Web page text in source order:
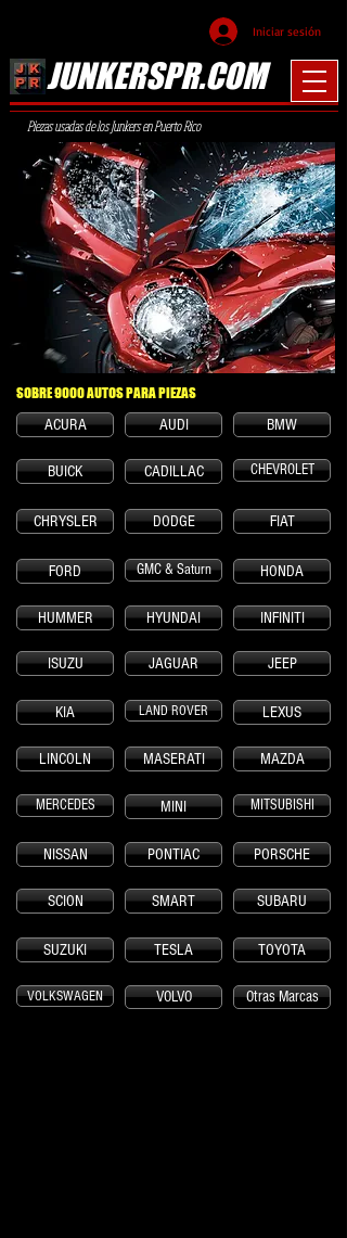
Iniciar sesión
JUNKERSPR.COM
Piezas usadas de los Junkers en Puerto Rico
SOBRE 9000AUTOS PARA PIEZAS
ACURA AUDI BMW
BUICK CADILLAC CHEVROLET
CHRYSLER DODGE FIAT
FORD GMC & Saturn HONDA
HUMMER HYUNDAI INFINITI
ISUZU JAGUAR JEEP
KIA LAND ROVER LEXUS
LINCOLN MASERATI MAZDA
MERCEDES MINI MITSUBISHI
NISSAN PONTIAC PORSCHE
SCION SMART SUBARU
SUZUKI TESLA TOYOTA
VOLKSWAGEN VOLVO Otras Marcas